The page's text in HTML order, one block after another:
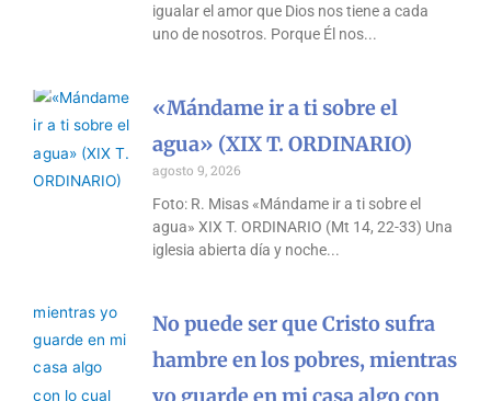
igualar el amor que Dios nos tiene a cada
uno de nosotros. Porque Él nos
«Mándame ir a ti sobre el
agua» (XIX T. ORDINARIO)
agosto 9, 2026
Foto: R. Misas «Mándame ir a ti sobre el
agua» XIX T. ORDINARIO (Mt 14, 22-33) Una
iglesia abierta día y noche
No puede ser que Cristo sufra
hambre en los pobres, mientras